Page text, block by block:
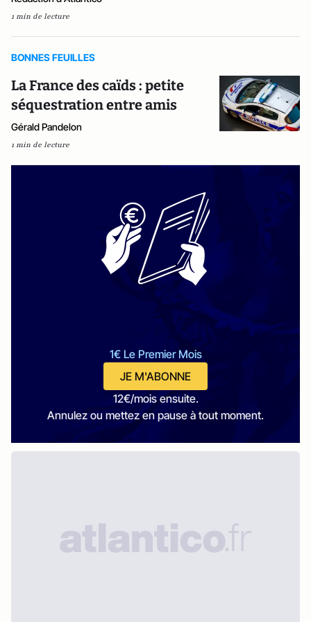
1 min de lecture
BONNES FEUILLES
La France des caïds : petite
séquestration entre amis
Gérald Pandelon
1 min de lecture
1€ Le Premier Mois
JE M'ABONNE
12€/mois ensuite.
Annulez ou mettez en pause à tout moment.